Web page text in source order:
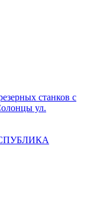
станков с
ул.